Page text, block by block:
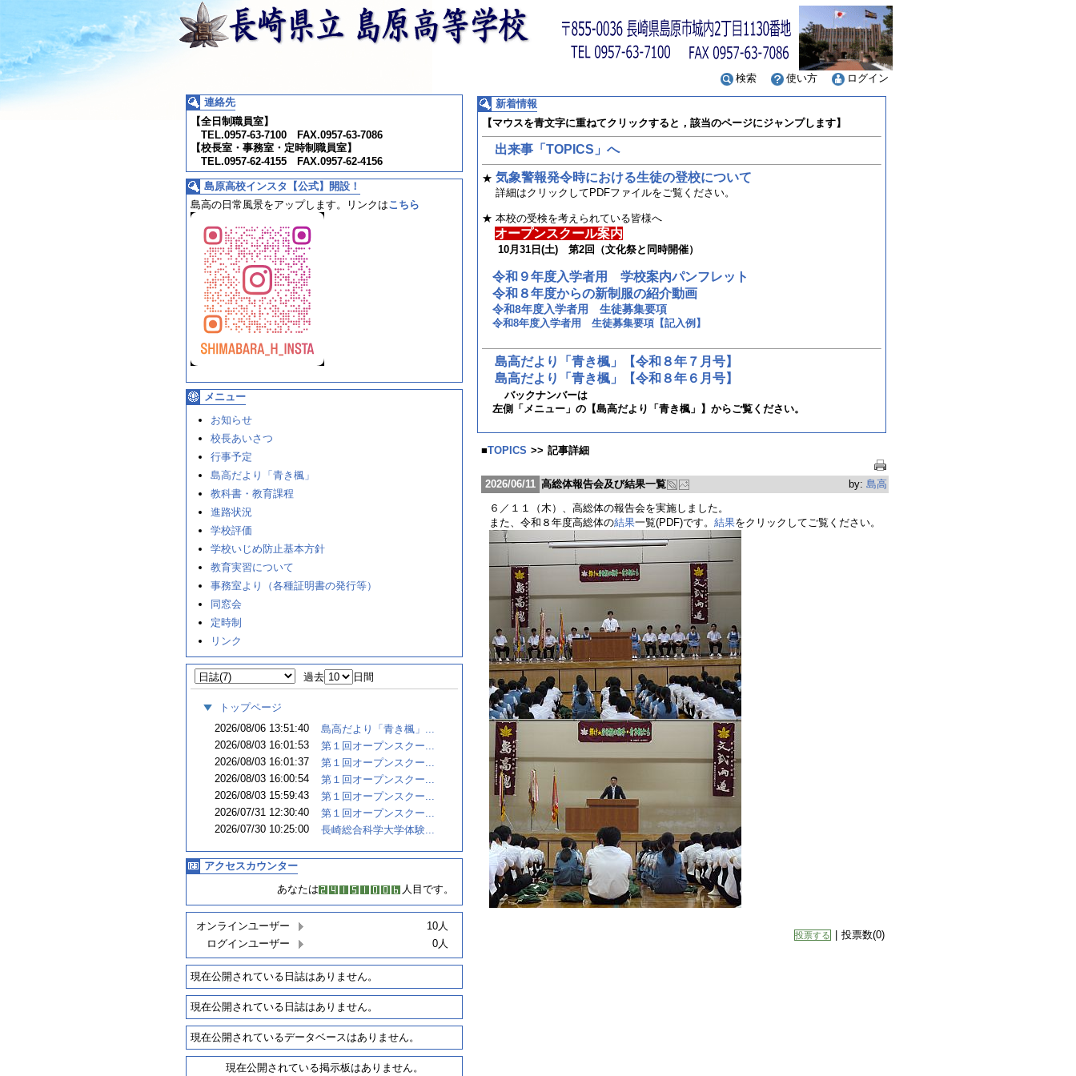
検索 使い方
ログイン
連絡先
【全日制職員室】
TEL.0957-63-7100 FAX.0957-63-7086
【校長室・事務室・定時制職員室】
TEL.0957-62-4155 FAX.0957-62-4156
島原高校インスタ【公式】開設！
島高の日常風景をアップします。
リンクはこちら
メニュー
お知らせ
校長あいさつ
行事予定
島高だより「青き楓」
教科書・教育課程
進路状況
学校評価
学校いじめ防止基本方針
教育実習について
事務室より（各種証明書の発行等）
同窓会
定時制
リンク
過去 日間
トップページ
2026/08/06 13:51:40
島高だより「青き楓」...
2026/08/03 16:01:53
第１回オープンスクー...
2026/08/03 16:01:37
第１回オープンスクー...
2026/08/03 16:00:54
第１回オープンスクー...
2026/08/03 15:59:43
第１回オープンスクー...
2026/07/31 12:30:40
第１回オープンスクー...
2026/07/30 10:25:00
長崎総合科学大学体験...
アクセスカウンター
あなたは
人目です。
オンラインユーザー
10人
ログインユーザー
0人
現在公開されている日誌はありません。
現在公開されている日誌はありません。
現在公開されているデータベースはありません。
現在公開されている掲示板はありません。
新着情報
【マウスを青文字に重ねてクリックすると，該当のページにジャンプします】
出来事「TOPICS」へ
★ 気象警報発令時における生徒の登校について
詳細はクリックしてPDFファイルをご覧ください。
★ 本校の受検を考えられている皆様へ
オープンスクール案内
10月31日(土) 第2回（文化祭と同時開催）
令和９年度入学者用 学校案内パンフレット
令和８年度からの新制服の紹介動画
令和8年度入学者用 生徒募集要項
令和8年度入学者用 生徒募集要項【記入例】
島高だより「青き楓」【令和８年７月号】
島高だより「青き楓」【令和８年６月号】
バックナンバーは
左側「メニュー」の【島高だより「青き楓」】からご覧ください。
■TOPICS >> 記事詳細
2026/06/11 高総体報告会及び結果一覧 by: 島高
６／１１（木）、高総体の報告会を実施しました。
また、令和８年度高総体の結果一覧(PDF)です。 結果をクリックしてご覧ください。
投票する 投票数(0)